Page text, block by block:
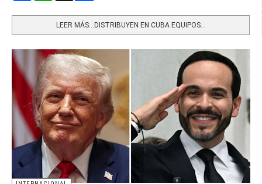
LEER MÁS…DISTRIBUYEN EN CUBA EQUIPOS...